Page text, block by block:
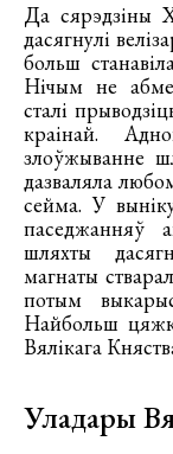
Да сярэдзіны
дасягнулі
больш
Нічым не
сталі
краінай.
злоўжыванне
дазваляла
сейма. У
паседжанняў
шляхты
магнаты
потым
Найбольш
Вялікага
Уладары